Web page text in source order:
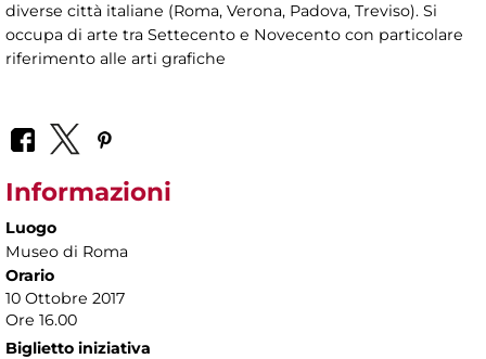
diverse città italiane (Roma, Verona, Padova, Treviso). Si
occupa di arte tra Settecento e Novecento con particolare
riferimento alle arti grafiche
Informazioni
Luogo
Museo di Roma
Orario
10 Ottobre 2017
Ore 16.00
Biglietto iniziativa